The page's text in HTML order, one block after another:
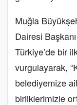
Muğla
Dairesi
Türkiye’de bir
vurgulayarak,
belediyemize
birliklerimizle